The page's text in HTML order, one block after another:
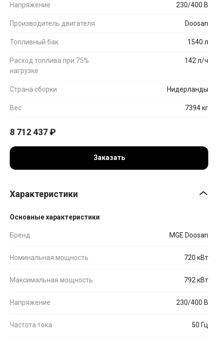
Напряжение 230/400 В
Производитель двигателя Doosan
Топливный бак 1540 л
Расход топлива при 75%
нагрузке
142 л/ч
Страна сборки Нидерланды
Вес 7394 кг
8 712 437₽
Заказать
Характеристики
Основные характеристики
Бренд MGE Doosan
Номинальная мощность 720 кВт
Максимальная мощность 792 кВт
Напряжение 230/400 В
Частота тока 50 Гц